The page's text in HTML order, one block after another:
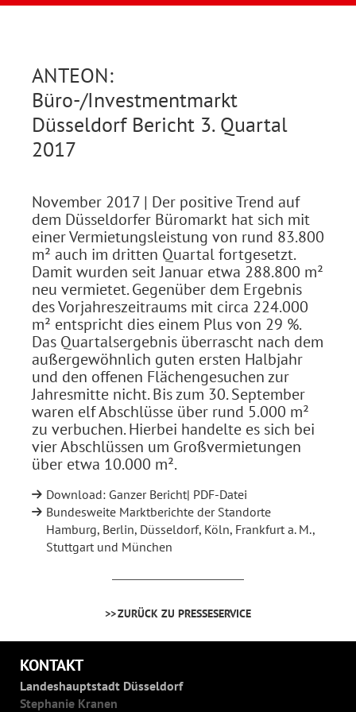
ANTEON:
Büro-/Investmentmarkt
Düsseldorf Bericht 3. Quartal
2017
November 2017 | Der positive Trend auf
dem Düsseldorfer Büromarkt hat sich mit
einer Vermietungsleistung von rund 83.800
m² auch im dritten Quartal fortgesetzt.
Damit wurden seit Januar etwa 288.800 m²
neu vermietet. Gegenüber dem Ergebnis
des Vorjahreszeitraums mit circa 224.000
m² entspricht dies einem Plus von 29 %.
Das Quartalsergebnis überrascht nach dem
außergewöhnlich guten ersten Halbjahr
und den offenen Flächengesuchen zur
Jahresmitte nicht. Bis zum 30. September
waren elf Abschlüsse über rund 5.000 m²
zu verbuchen. Hierbei handelte es sich bei
vier Abschlüssen um Großvermietungen
über etwa 10.000 m².
Download: Ganzer Bericht| PDF-Datei
Bundesweite Marktberichte der Standorte
Hamburg, Berlin, Düsseldorf, Köln, Frankfurt a. M.,
Stuttgart und München
ZURÜCK ZU PRESSESERVICE
KONTAKT
Landeshauptstadt Düsseldorf
Stephanie Kranen